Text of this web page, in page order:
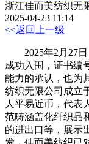
浙江佳而美纺织无
2025-04-23 11:14
<<返回上一级
2025年2月27日
成功入围，证书编
能力的承认，也为
纺织无限公司成立
人平易近币，代表
范畴涵盖化纤织品
的进出口等，展示